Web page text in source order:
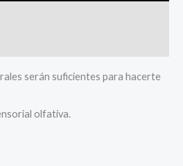
serán suficientes para hacerte
olfativa.